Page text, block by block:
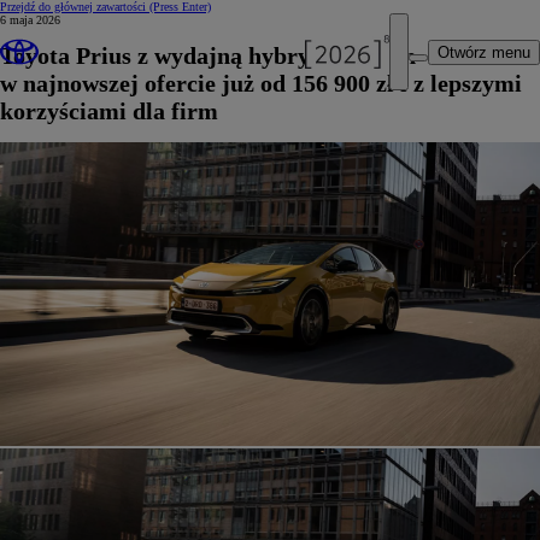
Przejdź do głównej zawartości (Press Enter)
Otwórz menu
6 maja 2026
Toyota Prius z wydajną hybrydą plug-in
w najnowszej ofercie już od 156 900 zł i z lepszymi
korzyściami dla firm